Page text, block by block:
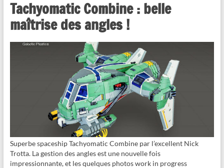
Tachyomatic Combine : belle
maîtrise des angles !
Superbe spaceship Tachyomatic Combine par l’excellent Nick
Trotta. La gestion des angles est une nouvelle fois
impressionnante, et les quelques photos work in progress